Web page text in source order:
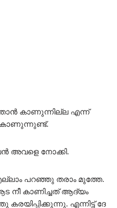
കാണുന്നില്ല എന്ന്
കാണുന്നുണ്ട്.
അവളെ നോക്കി.
പറഞ്ഞു തരാം മുത്തേ.
നീ കാണിച്ചത് ആദ്യം
എന്നിട്ട് ദേ